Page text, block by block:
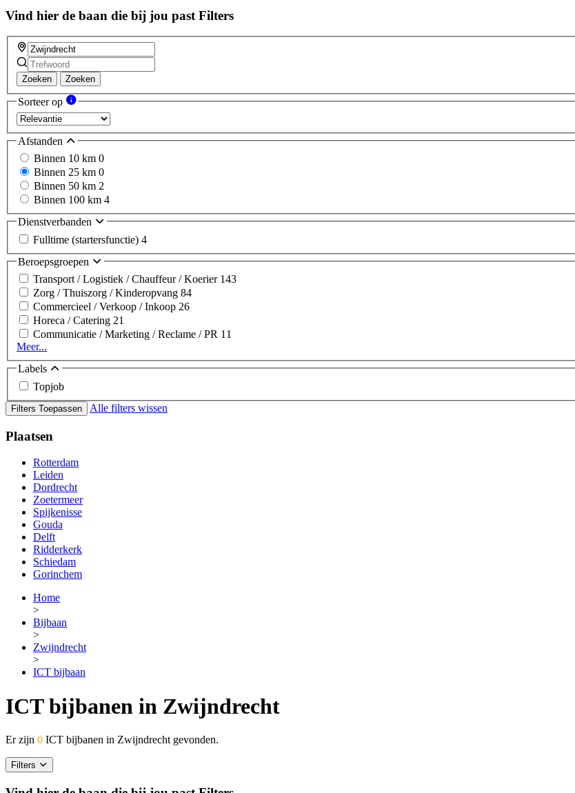
Vind hier de baan die bij jou past Filters
Zoeken Zoeken
Sorteer op
Afstanden
Binnen 10 km 0
Binnen 25 km 0
Binnen 50 km 2
Binnen 100 km 4
Dienstverbanden
Fulltime (startersfunctie) 4
Beroepsgroepen
Transport / Logistiek / Chauffeur / Koerier 143
Zorg / Thuiszorg / Kinderopvang 84
Commercieel / Verkoop / Inkoop 26
Horeca / Catering 21
Communicatie / Marketing / Reclame / PR 11
Meer...
Labels
Topjob
Filters Toepassen Alle filters wissen
Plaatsen
Rotterdam
Leiden
Dordrecht
Zoetermeer
Spijkenisse
Gouda
Delft
Ridderkerk
Schiedam
Gorinchem
Home
>
Bijbaan
>
Zwijndrecht
>
ICT bijbaan
ICT bijbanen in Zwijndrecht
Er zijn 0 ICT bijbanen in Zwijndrecht gevonden.
Filters